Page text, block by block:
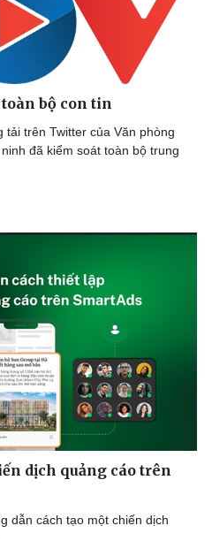
bộ con tin
tải trên Twitter của Văn phòng
đã kiểm soát toàn bộ trung
dịch quảng cáo trên
dẫn cách tạo một chiến dịch